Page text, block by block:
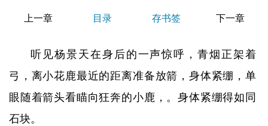
上一章 目录 存书签 下一章
听见杨景天在身后的一声惊呼，青烟正架着
弓，离小花鹿最近的距离准备放箭，身体紧绷，单
眼随着箭头看瞄向狂奔的小鹿，。身体紧绷得如同
石块。